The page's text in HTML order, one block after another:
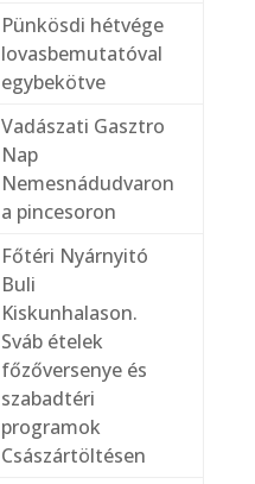
Pünkösdi hétvége
lovasbemutatóval
egybekötve
Vadászati Gasztro
Nap
Nemesnádudvaron
a pincesoron
Főtéri Nyárnyitó
Buli
Kiskunhalason.
Sváb ételek
főzőversenye és
szabadtéri
programok
Császártöltésen